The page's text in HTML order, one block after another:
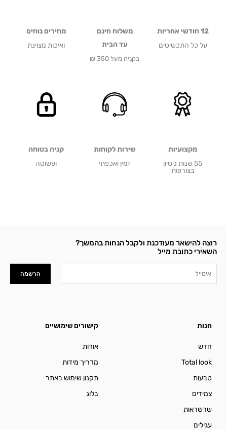
12 חודשי אחריות
על כל התכשיטים
משלוח חינם
עד הבית
בקניה מעל 350 ₪
מחירים נוחים
ואיכות מצוינת
מקצועיות
55 שנות ניסיון
בצורפות
שירות לקוחות
זמין ואכפתי
קניה בטוחה
ופשוטה
רוצה להישאר מעודכנת ולקבל הנחות בהמשך?
השאירי כתובת מייל
הרשמה
חנות
חדש
Total look
טבעות
צמידים
שרשראות
עגילים
קישורים שימושיים
אודות
מדריך מידות
תקנון שימוש באתר
בלוג